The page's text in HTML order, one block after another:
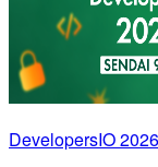
DevelopersIO